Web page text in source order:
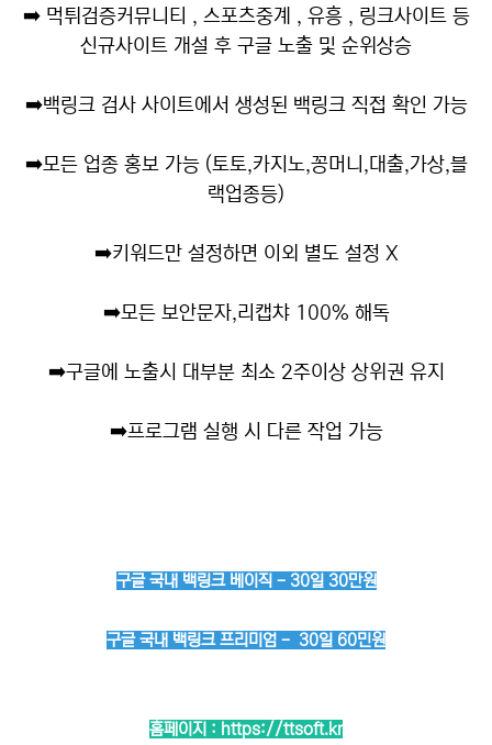
➡️먹튀검증커뮤니티 , 스포츠중계 , 유흥 , 링크사이트 등
신규사이트 개설 후 구글 노출 및 순위상승
➡️백링크 검사 사이트에서 생성된 백링크 직접 확인 가능
➡️모든 업종 홍보 가능 (토토,카지노,꽁머니,대출,가상,블
랙업종등)
➡️키워드만 설정하면 이외 별도 설정 X
➡️모든 보안문자,리캡챠 100% 해독
➡️구글에 노출시 대부분 최소 2주이상 상위권 유지
➡️프로그램 실행 시 다른 작업 가능
구글 국내 백링크 베이직 - 30일 30만원
구글 국내 백링크 프리미엄 - 30일 60민원
홈페이지 : https://ttsoft.kr